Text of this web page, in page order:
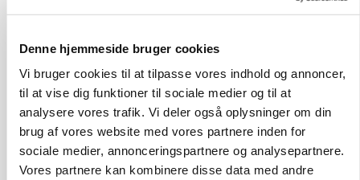
Denne hjemmeside bruger cookies
Vi bruger cookies til at tilpasse vores indhold og annoncer,
til at vise dig funktioner til sociale medier og til at
analysere vores trafik. Vi deler også oplysninger om din
brug af vores website med vores partnere inden for
sociale medier, annonceringspartnere og analysepartnere.
Vores partnere kan kombinere disse data med andre
ANNONCE
BUSINESS
Lokalt generationsskifte skal løfte
midtjysk siloimportør i Norden
BUSINESS
Efter fire årtier: Familieejet